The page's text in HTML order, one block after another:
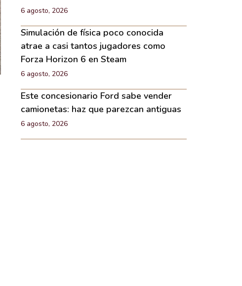
6 agosto, 2026
Simulación de física poco conocida
atrae a casi tantos jugadores como
Forza Horizon 6 en Steam
6 agosto, 2026
Este concesionario Ford sabe vender
camionetas: haz que parezcan antiguas
6 agosto, 2026